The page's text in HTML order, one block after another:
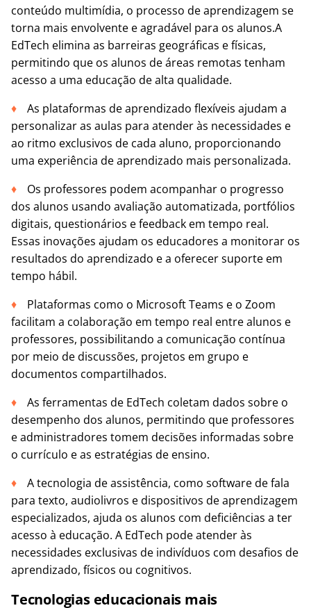
conteúdo multimídia, o processo de aprendizagem se
torna mais envolvente e agradável para os alunos.A
EdTech elimina as barreiras geográficas e físicas,
permitindo que os alunos de áreas remotas tenham
acesso a uma educação de alta qualidade.
As plataformas de aprendizado flexíveis ajudam a
personalizar as aulas para atender às necessidades e
ao ritmo exclusivos de cada aluno, proporcionando
uma experiência de aprendizado mais personalizada.
Os professores podem acompanhar o progresso
dos alunos usando avaliação automatizada, portfólios
digitais, questionários e feedback em tempo real.
Essas inovações ajudam os educadores a monitorar os
resultados do aprendizado e a oferecer suporte em
tempo hábil.
Plataformas como o Microsoft Teams e o Zoom
facilitam a colaboração em tempo real entre alunos e
professores, possibilitando a comunicação contínua
por meio de discussões, projetos em grupo e
documentos compartilhados.
As ferramentas de EdTech coletam dados sobre o
desempenho dos alunos, permitindo que professores
e administradores tomem decisões informadas sobre
o currículo e as estratégias de ensino.
A tecnologia de assistência, como software de fala
para texto, audiolivros e dispositivos de aprendizagem
especializados, ajuda os alunos com deficiências a ter
acesso à educação. A EdTech pode atender às
necessidades exclusivas de indivíduos com desafios de
aprendizado, físicos ou cognitivos.
Tecnologias educacionais mais